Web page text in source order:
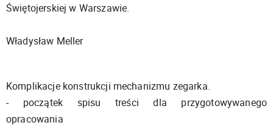
Świętojerskiej w Warszawie.
Władysław Meller
Komplikacje konstrukcji mechanizmu zegarka.
- początek spisu treści dla przygotowywanego
opracowania